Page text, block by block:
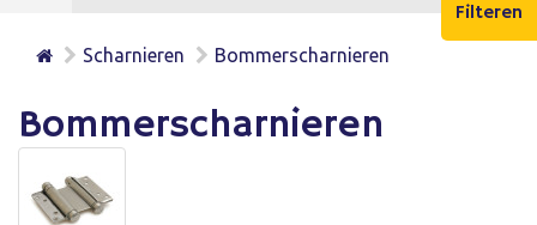
Filteren
Scharnieren Bommerscharnieren
Bommerscharnieren